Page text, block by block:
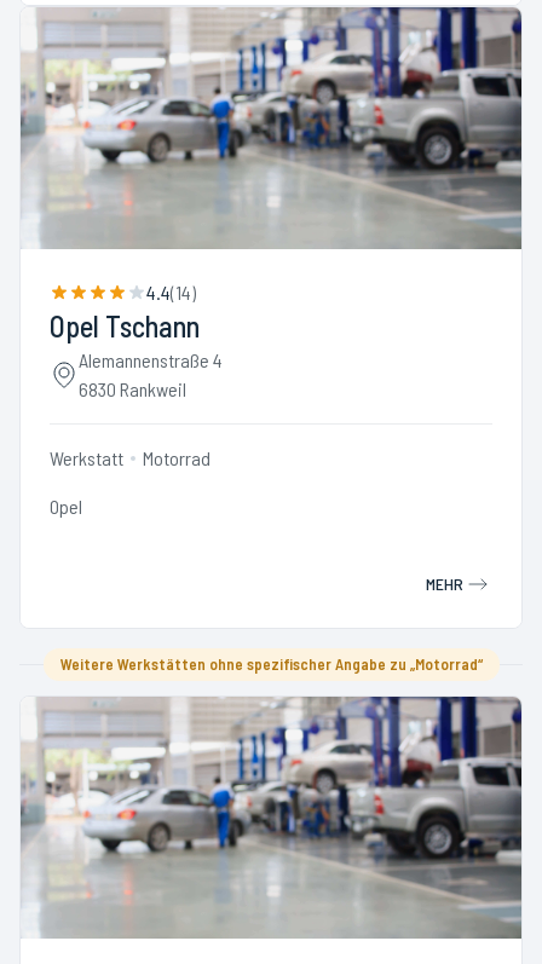
4.4(14)
Opel Tschann
Alemannenstraße 4
6830 Rankweil
Werkstatt Motorrad
Opel
MEHR
Weitere Werkstätten ohne spezifischer Angabe zu „Motorrad“